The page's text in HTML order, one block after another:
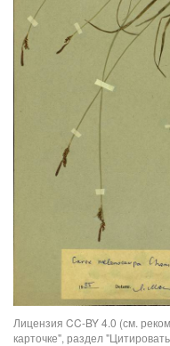
Лицензия CC-BY 4.0 (см.
карточке", раздел